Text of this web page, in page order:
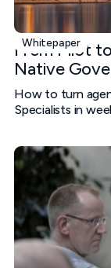
Whitepaper
From Pilot
Native
How to turn
Specialists in